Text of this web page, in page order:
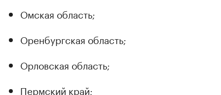
Омская область;
Оренбургская область;
Орловская область;
Пермский край;